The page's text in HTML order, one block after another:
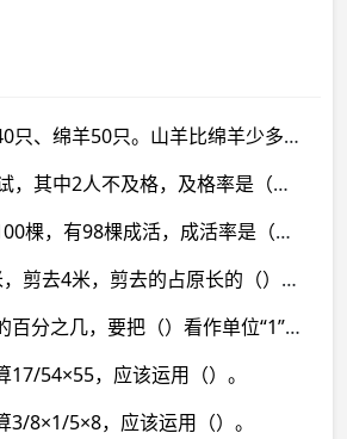
绵羊少多少只？山羊的只数是绵羊的百分之几？绵羊的只数是山羊的百分之几？
其中2人不及格，及格率是（）%。
棵，有98棵成活，成活率是（）%。
，剪去的占原长的（）%，占剩下的（）%。
；求甲数比乙数多百分之几，要把（）看作单位“1”；求乙数比甲数少百分之几，要把（）看作单位“1”。
17/54×55，应该运用（）。
3/8×1/5×8，应该运用（）。